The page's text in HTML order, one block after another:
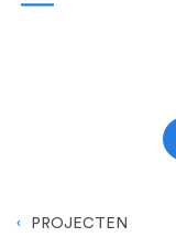
PROJECTEN